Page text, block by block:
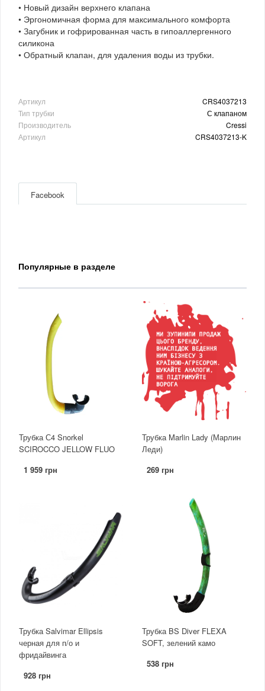
• Новый дизайн верхнего клапана
• Эргономичная форма для максимального комфорта
• Загубник и гофрированная часть в гипоаллергенного
силикона
• Обратный клапан, для удаления воды из трубки.
Артикул
CRS4037213
Тип трубки
С клапаном
Производитель
Cressi
Артикул
CRS4037213-K
Facebook
Популярные в разделе
Трубка С4 Snorkel
SCIROCCO JELLOW FLUO
1 959 грн
Трубка Marlin Lady (Марлин
Леди)
269 грн
Трубка Salvimar Ellipsis
черная для п/о и
фридайвинга
928 грн
Трубка BS Diver FLEXA
SOFT, зелений камо
538 грн